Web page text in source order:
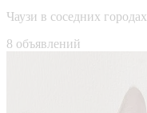
Чаузи в соседних городах
8 объявлений